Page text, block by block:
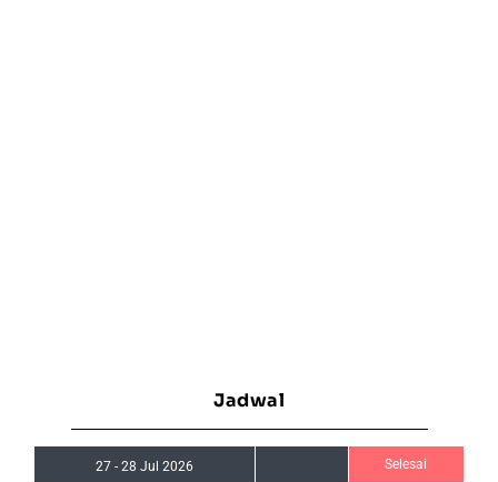
Jadwal
27 -28 Jul 2026 Selesai